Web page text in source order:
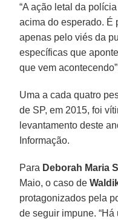
“A ação letal da
acima do esperado. É
apenas pelo viés da
específicas que
que vem
Uma a cada quatro
de SP, em 2015, foi
levantamento deste
Informação.
Para Deborah Maria
Maio, o caso de
protagonizados pela
de seguir impune.